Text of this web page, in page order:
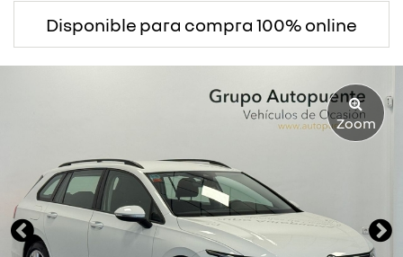
Disponible para compra 100% online
Zoom